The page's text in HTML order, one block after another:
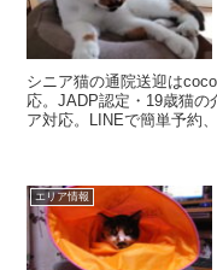
シニア猫の通院送迎は
応。JADP認定・19歳猫の
ア対応。LINEで簡単予約
エリア情報